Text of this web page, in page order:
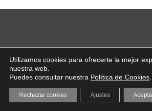
Utilizamos cookies para ofrecerte la mejor
nuestra web.
Puedes consultar nuestra Política de Cookies
Rechazar cookies Ajustes